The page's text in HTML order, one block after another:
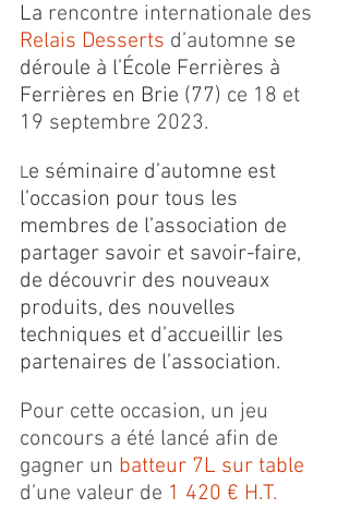
La rencontre internationale des
Relais Desserts d’automne se
déroule à l’École Ferrières à
Ferrières en Brie (77) ce 18 et
19 septembre 2023.
Le séminaire d’automne est
l’occasion pour tous les
membres de l’association de
partager savoir et savoir-faire,
de découvrir des nouveaux
produits, des nouvelles
techniques et d’accueillir les
partenaires de l’association.
Pour cette occasion, un jeu
concours a été lancé afin de
gagner un batteur 7L sur table
d’une valeur de 1 420 € H.T.